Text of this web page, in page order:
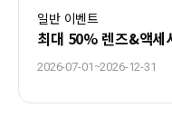
일반 이벤트
최대 50% 렌즈&액세
2026-07-01 ~2026-12-31